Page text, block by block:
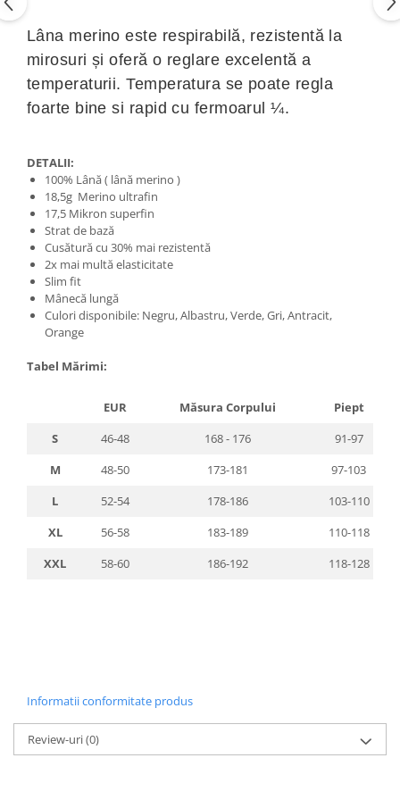
Lâna merino este respirabilă, rezistentă la
mirosuri și oferă o reglare excelentă a
temperaturii. Temperatura se poate regla
foarte bine si rapid cu fermoarul ¼.
DETALII:
100% Lână ( lână merino )
18,5g Merino ultrafin
17,5 Mikron superfin
Strat de bază
Cusătură cu 30% mai rezistentă
2x mai multă elasticitate
Slim fit
Mânecă lungă
Culori disponibile: Negru, Albastru, Verde, Gri, Antracit,
Orange
Tabel Mărimi:
EUR Măsura Corpului
Piept
S
46-48 168 - 176
91-97
M
48-50 173-181
97-103
L
52-54 178-186
103-110
XL
56-58 183-189
110-118
XXL
58-60 186-192 118-128
Informatii conformitate produs
Review-uri(0)